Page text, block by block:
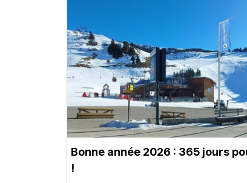
Bonne année 2026 : 365 jours
!